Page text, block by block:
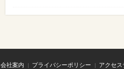
会社案内 プライバシーポリシー アクセ